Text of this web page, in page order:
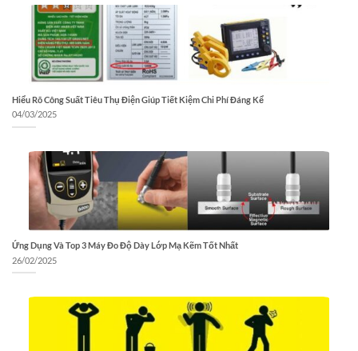
Hiểu Rõ Công Suất Tiêu Thụ Điện Giúp Tiết Kiệm Chi Phí Đáng Kể
04/03/2025
Ứng Dụng Và Top 3 Máy Đo Độ Dày Lớp Mạ Kẽm Tốt Nhất
26/02/2025